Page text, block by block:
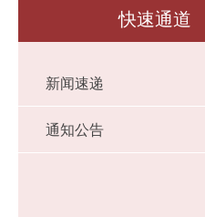
快速通道
新闻速递
通知公告